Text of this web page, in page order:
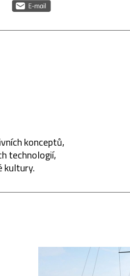
konceptů,
technologií,
kultury.